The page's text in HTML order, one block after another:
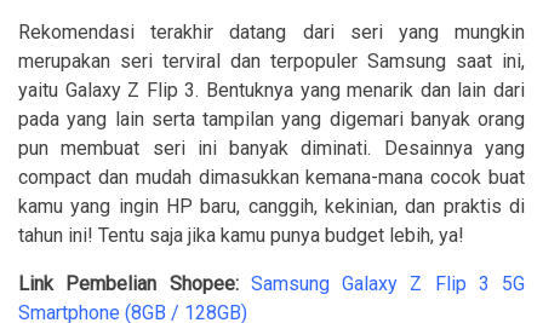
Rekomendasi terakhir datang dari seri yang mungkin
merupakan seri terviral dan terpopuler Samsung saat ini,
yaitu Galaxy Z Flip 3. Bentuknya yang menarik dan lain dari
pada yang lain serta tampilan yang digemari banyak orang
pun membuat seri ini banyak diminati. Desainnya yang
compact dan mudah dimasukkan kemana-mana cocok buat
kamu yang ingin HP baru, canggih, kekinian, dan praktis di
tahun ini! Tentu saja jika kamu punya budget lebih, ya!
Link Pembelian Shopee: Samsung Galaxy Z Flip 3 5G
Smartphone (8GB / 128GB)